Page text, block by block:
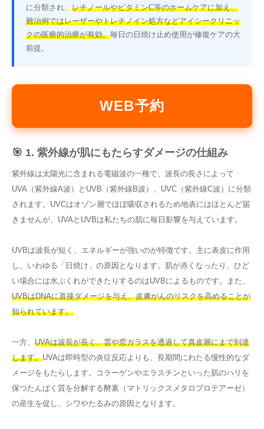
に分類され、 レチノールやビタミンC等のホームケアに加え、
難治例ではレーザーやトレチノイン処方などアイシークリニッ
クの医療的治療が有効。毎日の日焼け止め使用が修復ケアの大
前提。
WEB予約
🎯 1. 紫外線が肌にもたらすダメージの仕組み
紫外線は太陽光に含まれる電磁波の一種で、波長の長さによって
UVA（紫外線A波）とUVB（紫外線B波）、UVC（紫外線C波）に分類
されます。UVCはオゾン層でほぼ吸収されるため地表にはほとんど届
きませんが、UVAとUVBは私たちの肌に毎日影響を与えています。
UVBは波長が短く、エネルギーが強いのが特徴です。主に表皮に作用
し、いわゆる「日焼け」の原因となります。肌が赤くなったり、ひど
い場合には水ぶくれができたりするのはUVBによるものです。また、
UVBはDNAに直接ダメージを与え、皮膚がんのリスクを高めることが
知られています。
一方、 UVAは波長が長く、雲や窓ガラスを透過して真皮層にまで到達
します。UVAは即時型の炎症反応よりも、長期間にわたる慢性的なダ
メージをもたらします。コラーゲンやエラスチンといった肌のハリを
保つたんぱく質を分解する酵素（マトリックスメタロプロテアーゼ）
の産生を促し、シワやたるみの原因となります。